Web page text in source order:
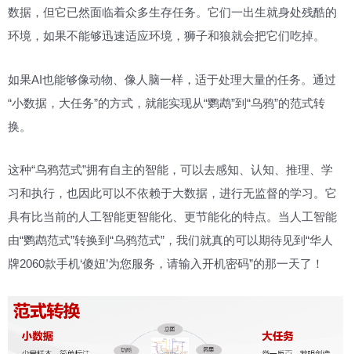
数据，但它已然面临着众多生存任务。它们一出生就身处残酷的
环境，如果不能够迅速适应环境，狮子和狼就会把它们吃掉。
如果AI也能够像动物、像人脑一样，适于处理大量的任务。通过
“小数据，大任务”的方式，就能实现从“鹦鹉”到“乌鸦”的范式转
换。
这种“乌鸦范式”拥有自主的智能，可以去感知、认知、推理、学
习和执行，也因此可以不依赖于大数据，进行无监督的学习。它
具有比当前的人工智能更智能化、更节能化的特点。当人工智能
由“鹦鹉范式”转换到“乌鸦范式”，我们就真的可以期待见到“华人
牌2060款手机‘傻妞’为您服务，请输入开机密码”的那一天了！